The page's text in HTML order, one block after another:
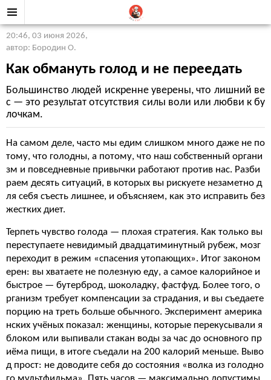
20:46, 03 июня 2026,
автор: Бородин О.
Как обмануть голод и не переедать
Большинство людей искренне уверены, что лишний ве
с — это результат отсутствия силы воли или любви к бу
лочкам.
На самом деле, часто мы едим слишком много даже не по
тому, что голодны, а потому, что наш собственный органи
зм и повседневные привычки работают против нас. Разби
раем десять ситуаций, в которых вы рискуете незаметно д
ля себя съесть лишнее, и объясняем, как это исправить без
жестких диет.
Терпеть чувство голода — плохая стратегия. Как только вы
переступаете невидимый двадцатиминутный рубеж, мозг
переходит в режим «спасения утопающих». Итог законом
ерен: вы хватаете не полезную еду, а самое калорийное и
быстрое — бутерброд, шоколадку, фастфуд. Более того, о
рганизм требует компенсации за страдания, и вы съедаете
порцию на треть больше обычного. Эксперимент америка
нских учёных показал: женщины, которые перекусывали я
блоком или выпивали стакан воды за час до основного пр
иёма пищи, в итоге съедали на 200 калорий меньше. Выво
д прост: не доводите себя до состояния «волка из голодно